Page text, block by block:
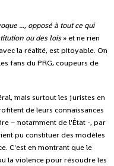
..., opposé à tout ce qui
ou des lois» et ne rien
la réalité, est pitoyable. On
fans du PRG, coupeurs de
mais surtout les juristes en
de leurs connaissances
– notamment de l'État -, par
pu constituer des modèles
C'est en montrant que le
la violence pour résoudre les